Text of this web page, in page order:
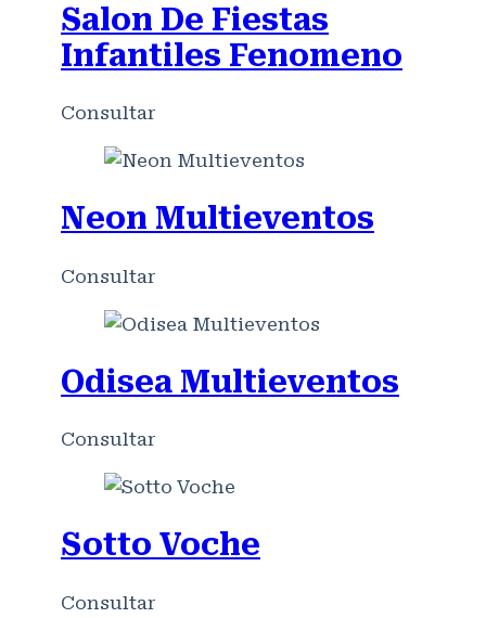
Salon De Fiestas
Infantiles Fenomeno
Consultar
Neon Multieventos
Consultar
Odisea Multieventos
Consultar
Sotto Voche
Consultar